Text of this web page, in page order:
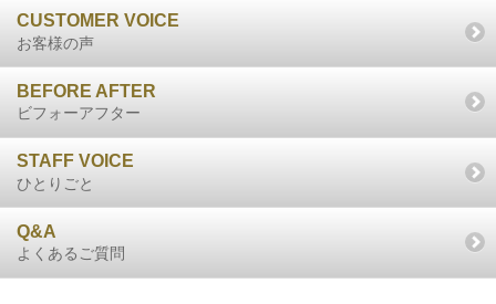
CUSTOMER VOICE
お客様の声
BEFORE AFTER
ビフォーアフター
STAFF VOICE
ひとりごと
Q&A
よくあるご質問